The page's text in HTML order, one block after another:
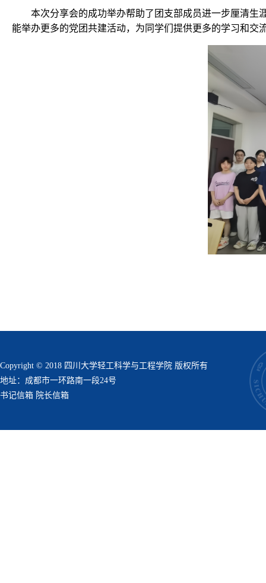
本次分享会的成功举办帮助了团支部成员进一步厘清生
能举办更多的党团共建活动，为同学们提供更多的学习和交
Copyright © 2018 四川大学轻工科学与工程学院 版权所有
地址：成都市一环路南一段24号
书记信箱 院长信箱